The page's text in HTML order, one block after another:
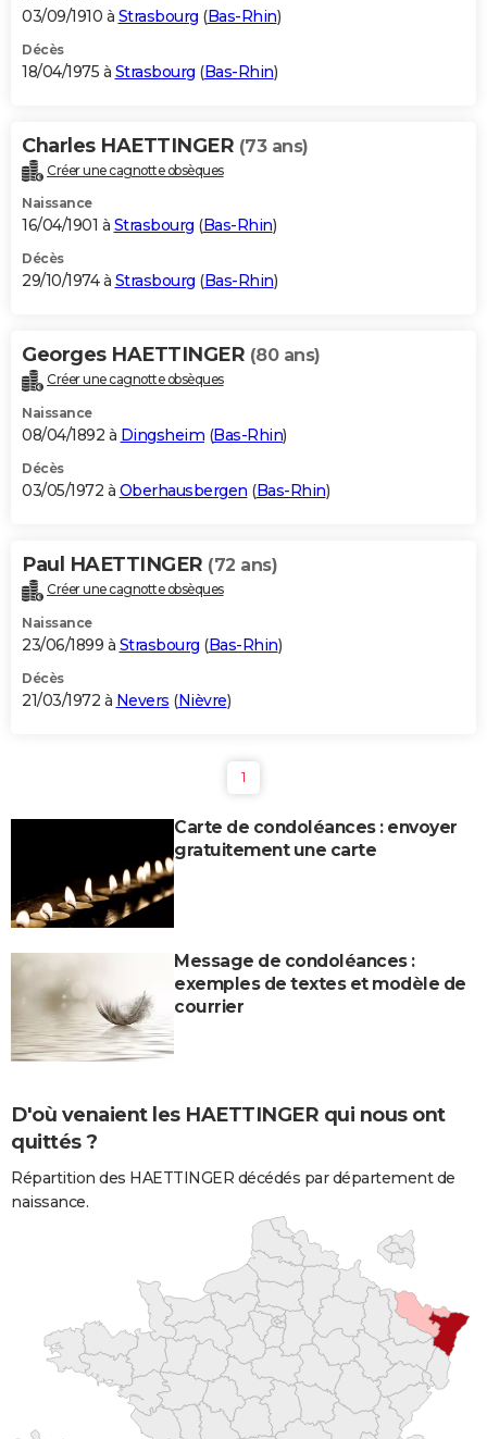
03/09/1910 à Strasbourg (Bas-Rhin)
Décès
18/04/1975 à Strasbourg (Bas-Rhin)
Charles HAETTINGER (73 ans)
Créer une cagnotte obsèques
Naissance
16/04/1901 à Strasbourg (Bas-Rhin)
Décès
29/10/1974 à Strasbourg (Bas-Rhin)
Georges HAETTINGER (80 ans)
Créer une cagnotte obsèques
Naissance
08/04/1892 à Dingsheim (Bas-Rhin)
Décès
03/05/1972 à Oberhausbergen (Bas-Rhin)
Paul HAETTINGER (72 ans)
Créer une cagnotte obsèques
Naissance
23/06/1899 à Strasbourg (Bas-Rhin)
Décès
21/03/1972 à Nevers (Nièvre)
1
Carte de condoléances : envoyer
gratuitement une carte
Message de condoléances :
exemples de textes et modèle de
courrier
D'où venaient les HAETTINGER qui nous ont
quittés ?
Répartition des HAETTINGER décédés par département de
naissance.